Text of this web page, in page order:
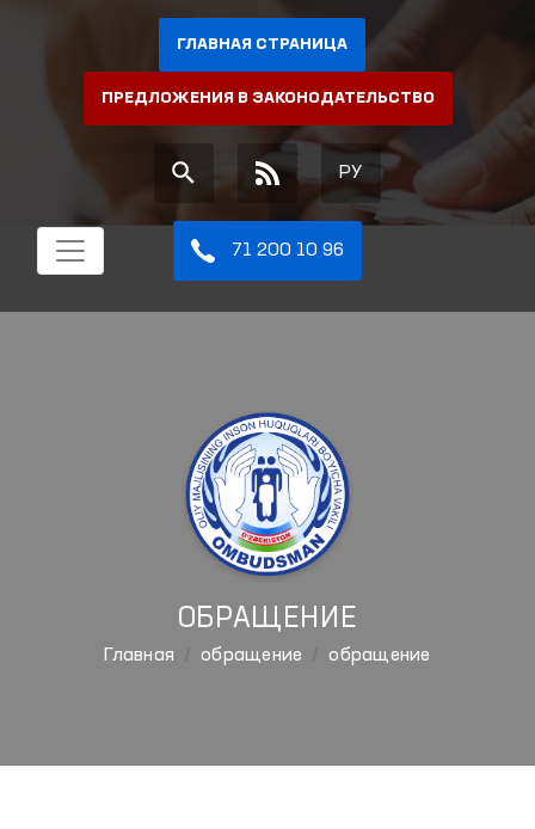
ГЛАВНАЯ СТРАНИЦА
ПРЕДЛОЖЕНИЯ В ЗАКОНОДАТЕЛЬСТВО
РУ
71 200 10 96
ОБРАЩЕНИЕ
Главная обращение обращение